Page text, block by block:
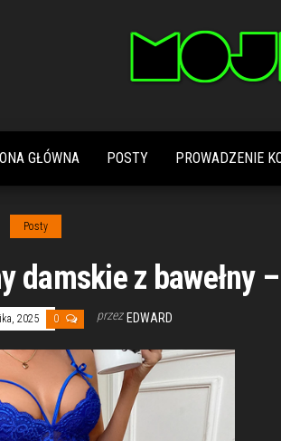
GŁÓWNA POSTY PROWADZENIE
Posty
damskie z bawełny
2025 0 przez EDWARD